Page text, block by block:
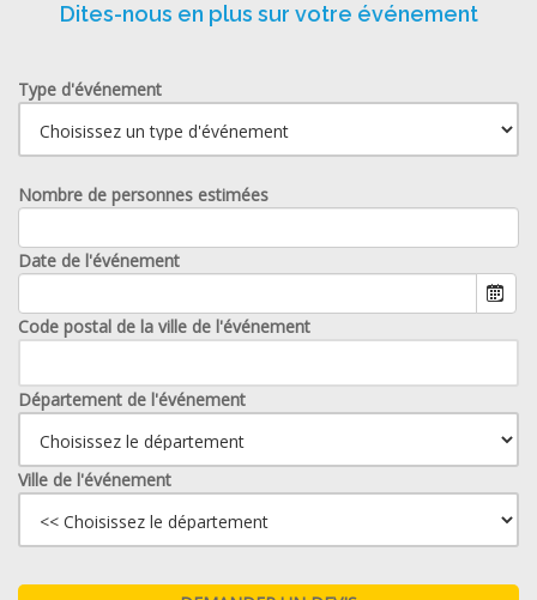
Dites-nous en plus sur votre événement
Type d'événement
Nombre de personnes estimées
Date de l'événement
Code postal de la ville de l'événement
Département de l'événement
Ville de l'événement